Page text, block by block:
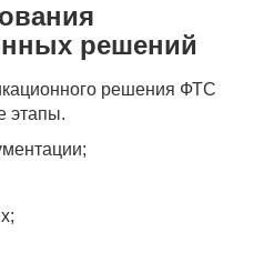
решений
решения ФТС
этапы.